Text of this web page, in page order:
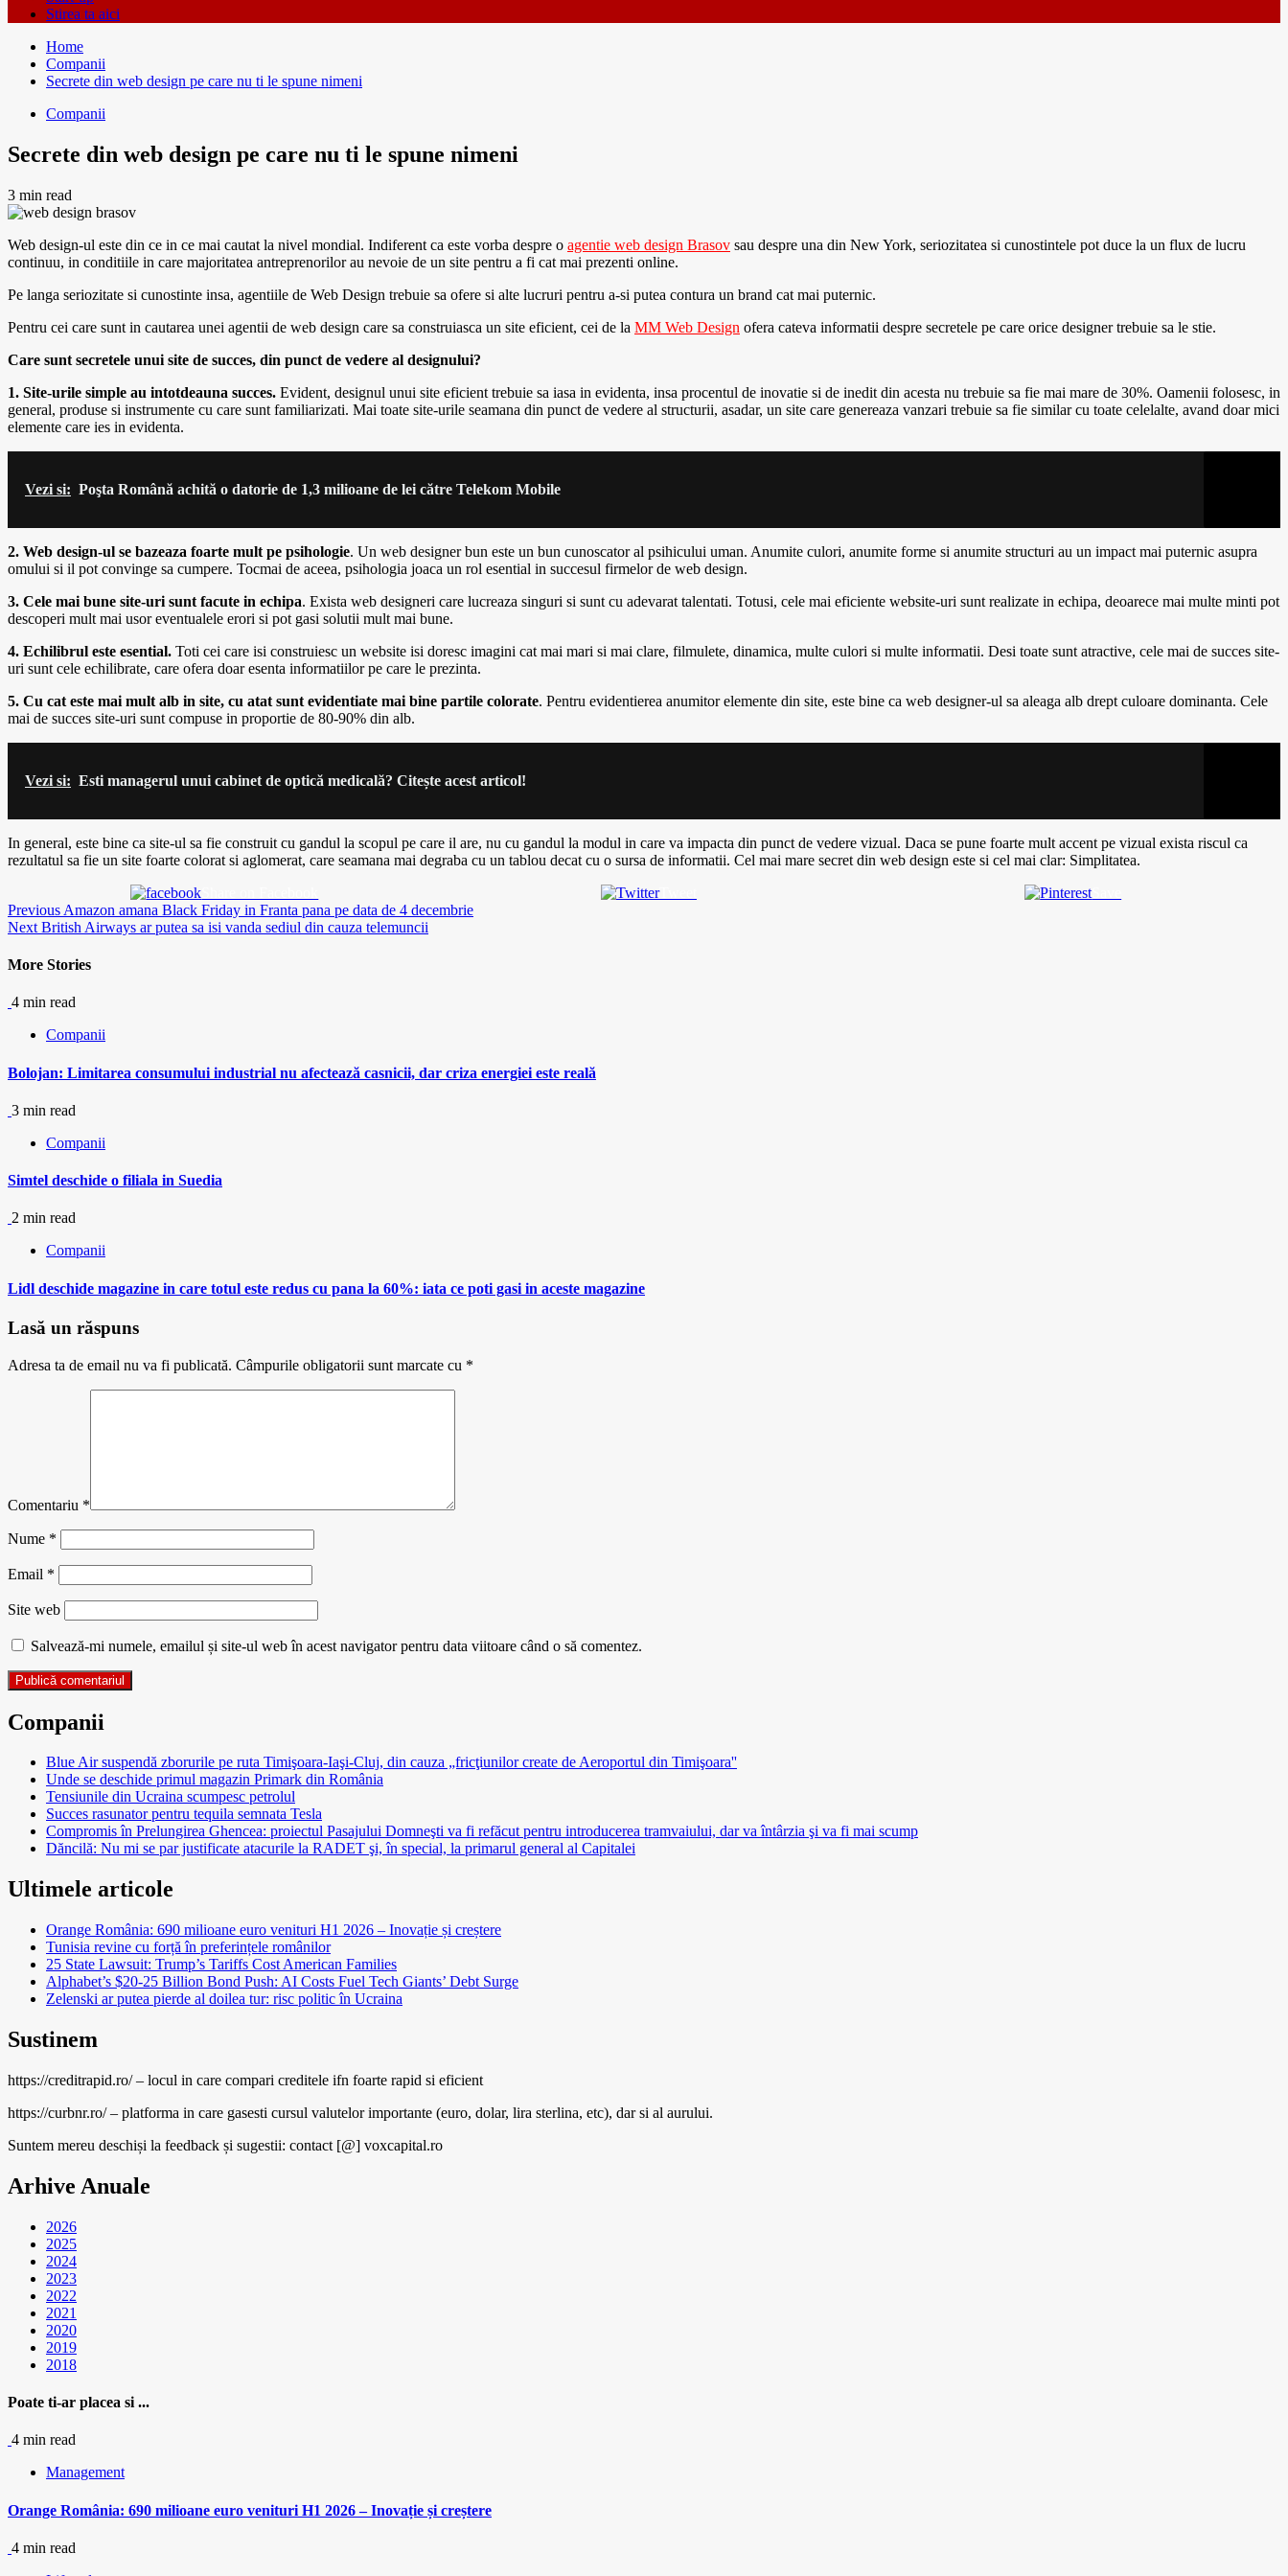
Stirea ta aici
Home
Companii
Secrete din web design pe care nu ti le spune nimeni
Companii
Secrete din web design pe care nu ti le spune nimeni
3 min read
Web design-ul este din ce in ce mai cautat la nivel mondial. Indiferent ca este vorba despre o agentie web design Brasov sau despre una din New York, seriozitatea si cunostintele pot duce la un flux de lucru
continuu, in conditiile in care majoritatea antreprenorilor au nevoie de un site pentru a fi cat mai prezenti online.
Pe langa seriozitate si cunostinte insa, agentiile de Web Design trebuie sa ofere si alte lucruri pentru a-si putea contura un brand cat mai puternic.
Pentru cei care sunt in cautarea unei agentii de web design care sa construiasca un site eficient, cei de la MM Web Design ofera cateva informatii despre secretele pe care orice designer trebuie sa le stie.
Care sunt secretele unui site de succes, din punct de vedere al designului?
1. Site-urile simple au intotdeauna succes. Evident, designul unui site eficient trebuie sa iasa in evidenta, insa procentul de inovatie si de inedit din acesta nu trebuie sa fie mai mare de 30%. Oamenii folosesc, in
general, produse si instrumente cu care sunt familiarizati. Mai toate site-urile seamana din punct de vedere al structurii, asadar, un site care genereaza vanzari trebuie sa fie similar cu toate celelalte, avand doar mici
elemente care ies in evidenta.
Vezi si: Poşta Română achită o datorie de 1,3 milioane de lei către Telekom Mobile
2. Web design-ul se bazeaza foarte mult pe psihologie. Un web designer bun este un bun cunoscator al psihicului uman. Anumite culori, anumite forme si anumite structuri au un impact mai puternic asupra
omului si il pot convinge sa cumpere. Tocmai de aceea, psihologia joaca un rol esential in succesul firmelor de web design.
3. Cele mai bune site-uri sunt facute in echipa. Exista web designeri care lucreaza singuri si sunt cu adevarat talentati. Totusi, cele mai eficiente website-uri sunt realizate in echipa, deoarece mai multe minti pot
descoperi mult mai usor eventualele erori si pot gasi solutii mult mai bune.
4. Echilibrul este esential. Toti cei care isi construiesc un website isi doresc imagini cat mai mari si mai clare, filmulete, dinamica, multe culori si multe informatii. Desi toate sunt atractive, cele mai de succes site-
uri sunt cele echilibrate, care ofera doar esenta informatiilor pe care le prezinta.
5. Cu cat este mai mult alb in site, cu atat sunt evidentiate mai bine partile colorate. Pentru evidentierea anumitor elemente din site, este bine ca web designer-ul sa aleaga alb drept culoare dominanta. Cele
mai de succes site-uri sunt compuse in proportie de 80-90% din alb.
Vezi si: Esti managerul unui cabinet de optică medicală? Citește acest articol!
In general, este bine ca site-ul sa fie construit cu gandul la scopul pe care il are, nu cu gandul la modul in care va impacta din punct de vedere vizual. Daca se pune foarte mult accent pe vizual exista riscul ca
rezultatul sa fie un site foarte colorat si aglomerat, care seamana mai degraba cu un tablou decat cu o sursa de informatii. Cel mai mare secret din web design este si cel mai clar: Simplitatea.
Tweet
Continue
Reading
Previous Amazon amana Black Friday in Franta pana pe data de 4 decembrie
Next British Airways ar putea sa isi vanda sediul din cauza telemuncii
More Stories
4 min read
Companii
Bolojan: Limitarea consumului industrial nu afectează casnicii, dar criza energiei este reală
3 min read
Companii
Simtel deschide o filiala in Suedia
2 min read
Companii
Lidl deschide magazine in care totul este redus cu pana la 60%: iata ce poti gasi in aceste magazine
Lasă un răspuns
Adresa ta de email nu va fi publicată. Câmpurile obligatorii sunt marcate cu *
Comentariu *
Nume *
Email *
Site web
Salvează-mi numele, emailul și site-ul web în acest navigator pentru data viitoare când o să comentez.
Companii
Blue Air suspendă zborurile pe ruta Timişoara-Iaşi-Cluj, din cauza „fricţiunilor create de Aeroportul din Timişoara''
Unde se deschide primul magazin Primark din România
Tensiunile din Ucraina scumpesc petrolul
Succes rasunator pentru tequila semnata Tesla
Compromis în Prelungirea Ghencea: proiectul Pasajului Domneşti va fi refăcut pentru introducerea tramvaiului, dar va întârzia şi va fi mai scump
Dăncilă: Nu mi se par justificate atacurile la RADET şi, în special, la primarul general al Capitalei
Ultimele articole
Orange România: 690 milioane euro venituri H1 2026 – Inovație și creștere
Tunisia revine cu forță în preferințele românilor
25 State Lawsuit: Trump’s Tariffs Cost American Families
Alphabet’s $20-25 Billion Bond Push: AI Costs Fuel Tech Giants’ Debt Surge
Zelenski ar putea pierde al doilea tur: risc politic în Ucraina
Sustinem
https://creditrapid.ro/ – locul in care compari creditele ifn foarte rapid si eficient
https://curbnr.ro/ – platforma in care gasesti cursul valutelor importante (euro, dolar, lira sterlina, etc), dar si al aurului.
Suntem mereu deschiși la feedback și sugestii: contact [@] voxcapital.ro
Arhive Anuale
2026
2025
2024
2023
2022
2021
2020
2019
2018
Poate ti-ar placea si ...
4 min read
Management
Orange România: 690 milioane euro venituri H1 2026 – Inovație și creștere
4 min read